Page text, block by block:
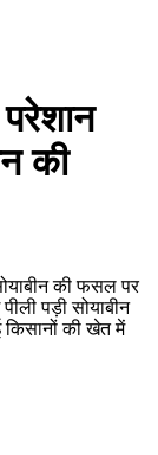
की
की फसल पर
पड़ी सोयाबीन
की खेत में